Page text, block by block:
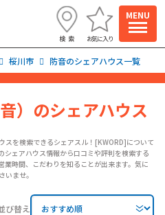
検索
から探す
ら探す
お気に入り
お気に入り
桜川市 防音のシェアハウス一覧
）のシェアハウス
スを検索できるシェアスル！[KWORD]について
シェアハウス情報から口コミや評判を検索する
業時間、こだわりを知ることが出来ます。気に
いませ。
び替え